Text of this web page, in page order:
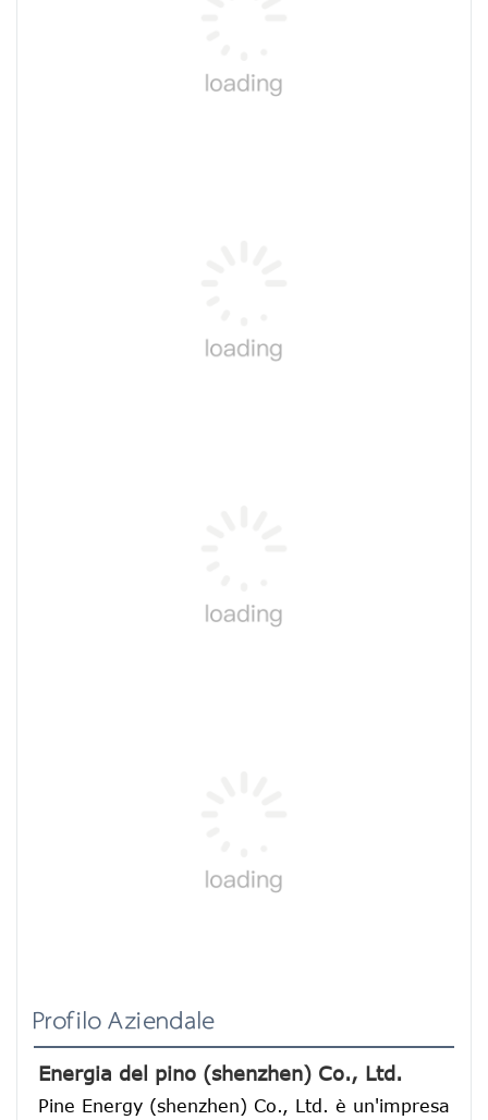
Profilo Aziendale
Energia del pino (shenzhen) Co., Ltd.
Pine Energy (shenzhen) Co., Ltd. è un'impresa